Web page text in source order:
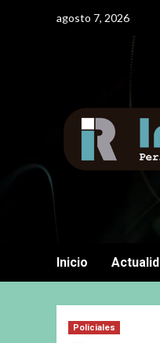
agosto 7, 2026
Inicio
Policiales